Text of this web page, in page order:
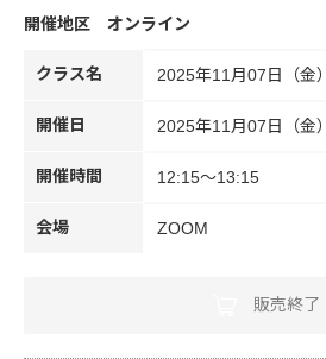
オンライン
クラス名 2025年11月07日（金
開催日 2025年11月07日（金）
開催時間 12:15～13:15
会場 ZOOM
販売終了